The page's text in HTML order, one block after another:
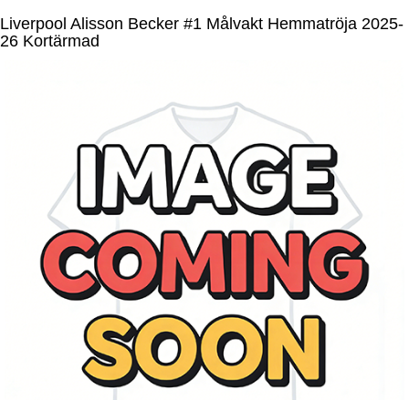
Liverpool Alisson Becker #1 Målvakt Hemmatröja 2025-
26 Kortärmad